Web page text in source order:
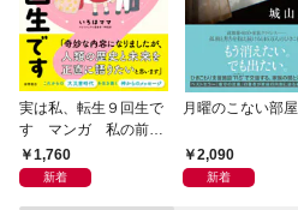
実は私、転生９回生で
す マンガ 私の前世
物語1,760
新着
月曜のこない部屋
2,090
新着